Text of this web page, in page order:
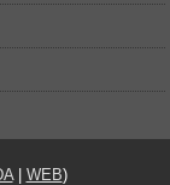
| WEB)